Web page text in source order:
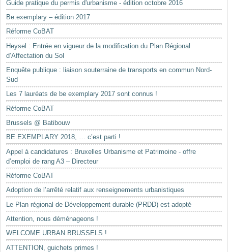
Guide pratique du permis d'urbanisme - édition octobre 2016
Be.exemplary – édition 2017
Réforme CoBAT
Heysel : Entrée en vigueur de la modification du Plan Régional
d’Affectation du Sol
Enquête publique : liaison souterraine de transports en commun Nord-
Sud
Les 7 lauréats de be exemplary 2017 sont connus !
Réforme CoBAT
Brussels @ Batibouw
BE.EXEMPLARY 2018, … c’est parti !
Appel à candidatures : Bruxelles Urbanisme et Patrimoine - offre
d’emploi de rang A3 – Directeur
Réforme CoBAT
Adoption de l’arrêté relatif aux renseignements urbanistiques
Le Plan régional de Développement durable (PRDD) est adopté
Attention, nous déménageons !
WELCOME URBAN.BRUSSELS !
ATTENTION, guichets primes !